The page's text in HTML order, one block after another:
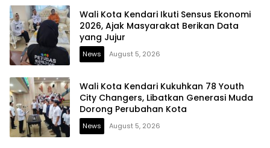
Wali Kota Kendari Ikuti Sensus Ekonomi
2026, Ajak Masyarakat Berikan Data
yang Jujur
News August 5, 2026
Wali Kota Kendari Kukuhkan 78 Youth
City Changers, Libatkan Generasi Muda
Dorong Perubahan Kota
News August 5, 2026